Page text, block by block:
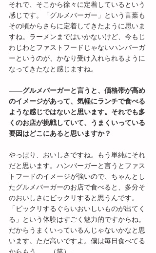
それで、そこから徐々に定着しているという
感じです。「グルメバーガー」という言葉も
その頃からさらに定着してきたように思いま
すね。ラーメンまではいかないけど、今もじ
わじわとファストフードじゃないハンバーガ
ーというのが、かなり受け入れられるように
なってきたなと感じますね。
――グルメバーガーと言うと、価格帯が高め
のイメージがあって、気軽にランチで食べる
ような感じではないと思います。それでも多
くのお店が挑戦していて、うまくいっている
要因はどこにあると思いますか？
やっぱり、おいしさですね。もう単純にそれ
だと思います。ハンバーガーと言うとファス
トフードのイメージが強いので、ちゃんとし
たグルメバーガーのお店で食べると、多分そ
のおいしさにビックリすると思うんです。
「ビックリするぐらいおいしいものが出てく
る」という体験はすごく魅力的ですからね。
だからうまくいっているんじゃないかなと思
います。ただ高いですよ。僕は毎日食べてる